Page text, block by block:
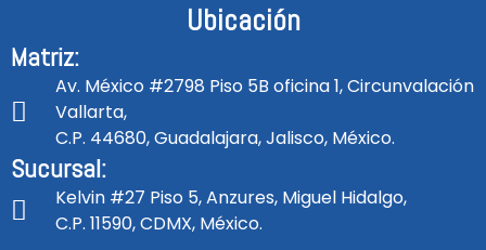
Ubicación
Matriz:
Av. México #2798 Piso 5B oficina 1, Circunvalación
Vallarta,
C.P. 44680, Guadalajara, Jalisco, México.
Sucursal:
Kelvin #27 Piso 5, Anzures, Miguel Hidalgo,
C.P. 11590, CDMX, México.